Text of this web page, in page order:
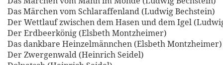
Das Märchen vom Schlaraffenland (Ludwig Bechstein)
Der Wettlauf zwischen dem Hasen und dem Igel
Der Erdbeerkönig (Elsbeth Montzheimer)
Das dankbare Heinzelmännchen (Elsbeth Montzheimer)
Der Zwergenwald (Heinrich Seidel)